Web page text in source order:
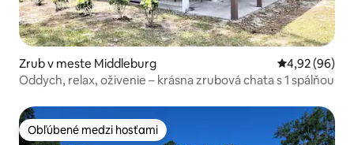
Zrub v meste Middleburg Priemerné
4,92 (96)
Oddych, relax, oživenie – krásna zrubová chata s 1 spálňou
Obľúbené medzi hosťami
Obľúbené medzi hosťami